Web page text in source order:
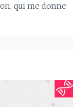
qui me donne